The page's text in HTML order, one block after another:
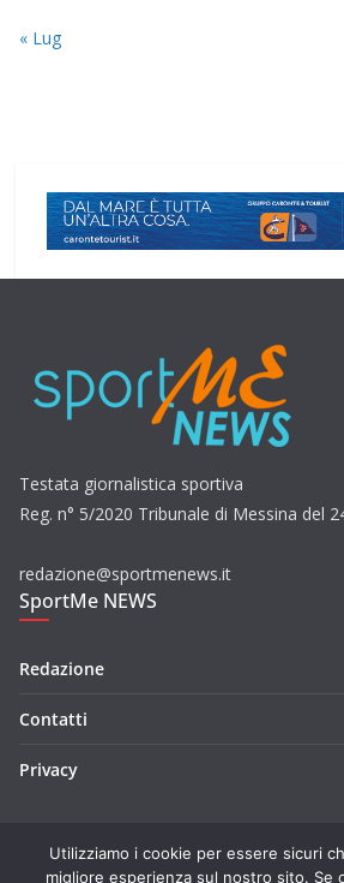
« Lug
Testata giornalistica sportiva
Reg. n° 5/2020 Tribunale di Messina del
redazione@sportmenews.it
SportMe NEWS
Redazione
Contatti
Privacy
Utilizziamo i cookie per essere sicuri
migliore esperienza sul nostro sito. Se